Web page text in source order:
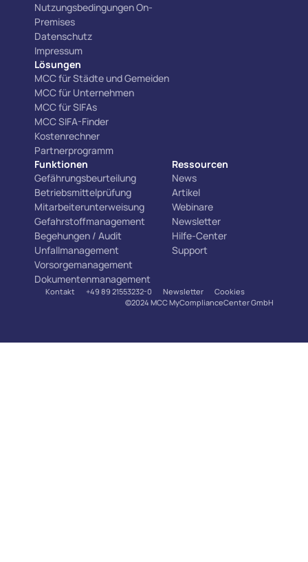
Nutzungsbedingungen On-
Premises
Datenschutz
Impressum
Lösungen
MCC für Städte und Gemeiden
MCC für Unternehmen
MCC für SIFAs
MCC SIFA-Finder
Kostenrechner
Partnerprogramm
Funktionen
Gefährungsbeurteilung
Betriebsmittelprüfung
Mitarbeiterunterweisung
Gefahrstoffmanagement
Begehungen / Audit
Unfallmanagement
Vorsorgemanagement
Dokumentenmanagement
Ressourcen
News
Artikel
Webinare
Newsletter
Hilfe-Center
Support
Kontakt +49 89 21553232-0 Newsletter
Cookies
©2024 MCC MyComplianceCenter GmbH